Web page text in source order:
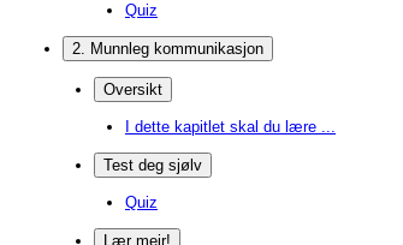
Quiz
2. Munnleg kommunikasjon
Oversikt
I dette kapitlet skal du lære ...
Test deg sjølv
Quiz
Lær meir!